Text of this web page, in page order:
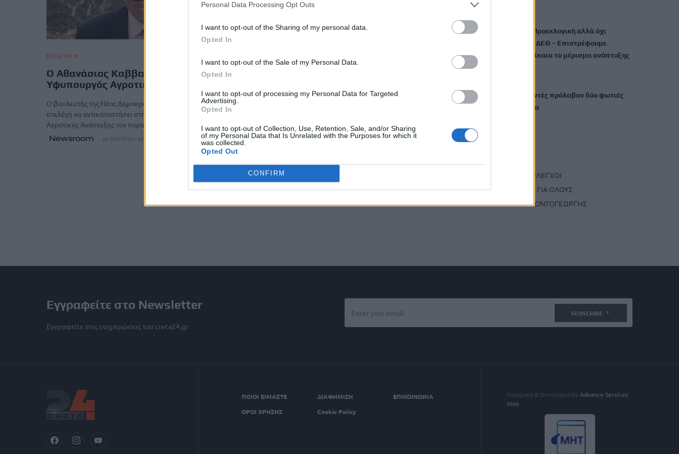
Personal Data Processing Opt Outs
I want to opt-out of the Sharing of my personal data.
Opted In
I want to opt-out of the Sale of my Personal Data.
Opted In
I want to opt-out of processing my Personal Data for Targeted
Advertising.
Opted In
I want to opt-out of Collection, Use, Retention, Sale, and/or Sharing
of my Personal Data that Is Unrelated with the Purposes for which it
was collected.
Opted Out
CONFIRM
ΠΟΛΙΤΙΚΗ
O Αθανάσιος Καββαδάς νέος
Υφυπουργός Αγροτικής Ανάπτυξης
Ο βουλευτής της Νέας Δημοκρατίας, Αθανάσιος Καββαδάς
επελέγη να αντικαταστήσει στη θέση του υφυπουργού
Αγροτικής Ανάπτυξης τον παραιτηθέντα…
Newsroom 20 Απριλίου, 2026
Κοντογεώργης: Προεκλογική αλλά όχι
παροχολογική η ΔΕΘ – Επιστρέφουμε
αναλογικά και δίκαια το μέρισμα ανάπτυξης
Ρέθυμνο: Εθελοντές πρόλαβαν δύο φωτιές
μέσα σε λίγη ώρα
ΕΛΕΓΧΟΙ
#
ΤΟΥΡΙΣΜΟΣ ΓΙΑ ΟΛΟΥΣ
#ΘΑΝΑΣΗΣ ΚΟΝΤΟΓΕΩΡΓΗΣ
Εγγραφείτε στο Newsletter
Εγγραφείτε στις ενημερώσεις του creta24.gr
SUBSCRIBE
ΠΟΙΟΙ ΕΙΜΑΣΤΕ ΔΙΑΦΗΜΙΣΗ
ΕΠΙΚΟΙΝΩΝΙΑ
ΟΡΟΙ ΧΡΗΣΗΣ
Cookie Policy
Designed & Developed by Advance Services
Web